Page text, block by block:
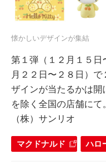
懐かしいデザインが集結
第１弾（１２月１５日
月２２日〜２８日）
ザインが当たるかは
を除く全国の店舗に
（株）サンリオ
マクドナルド ハロ